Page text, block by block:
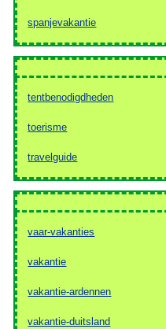
spanjevakantie
tentbenodigdheden
toerisme
travelguide
vaar-vakanties
vakantie
vakantie-ardennen
vakantie-duitsland